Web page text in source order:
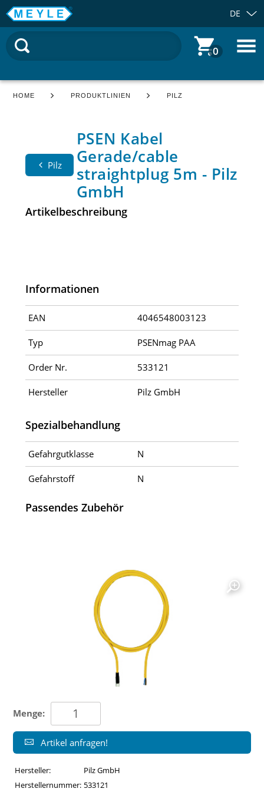
DE
0
HOME PRODUKTLINIEN PILZ
Pilz
PSEN Kabel
Gerade/cable
straightplug 5m - Pilz
GmbH
Artikelbeschreibung
Informationen
EAN 4046548003123
Typ PSENmag PAA
Order Nr. 533121
Hersteller Pilz GmbH
Spezialbehandlung
Gefahrgutklasse N
Gefahrstoff N
Passendes Zubehör
Menge:
Artikel anfragen!
Hersteller:
Pilz GmbH
Herstellernummer: 533121